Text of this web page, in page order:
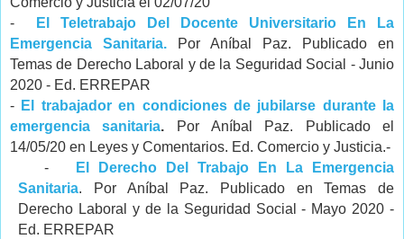
-
El Teletrabajo Del Docente Universitario En La
Emergencia Sanitaria. Por Aníbal Paz. Publicado en
Temas de Derecho Laboral y de la Seguridad Social - Junio
2020 - Ed. ERREPAR
- El trabajador en condiciones de jubilarse durante la
emergencia sanitaria.
Por Aníbal Paz. Publicado el
14/05/20 en Leyes y Comentarios. Ed. Comercio y Justicia.-
-
El Derecho Del Trabajo En La Emergencia
Sanitaria. Por Aníbal Paz. Publicado en Temas de
Derecho Laboral y de la Seguridad Social - Mayo 2020 -
Ed. ERREPAR